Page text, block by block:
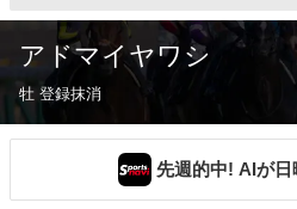
アドマイヤワシ
牡 登録抹消
先週的中! AIが日